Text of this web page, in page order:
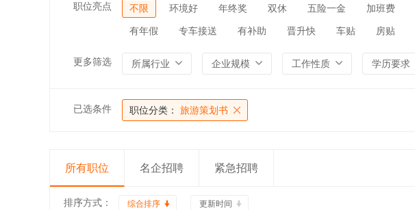
职位亮点 不限 环境好 年终奖 双休 五险一金 加班费
有年假 专车接送 有补助 晋升快 车贴 房贴
更多筛选 所属行业 企业规模 工作性质 学历要求
已选条件 职位分类： 旅游策划书
所有职位 名企招聘 紧急招聘
排序方式： 综合排序 更新时间